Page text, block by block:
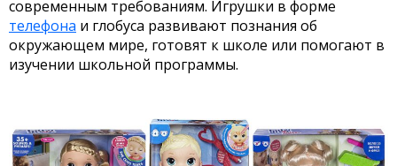
современным требованиям. Игрушки в форме
телефона и глобуса развивают познания об
окружающем мире, готовят к школе или помогают в
изучении школьной программы.